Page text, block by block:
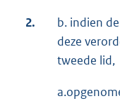
2.
b. indien
deze
tweede lid,